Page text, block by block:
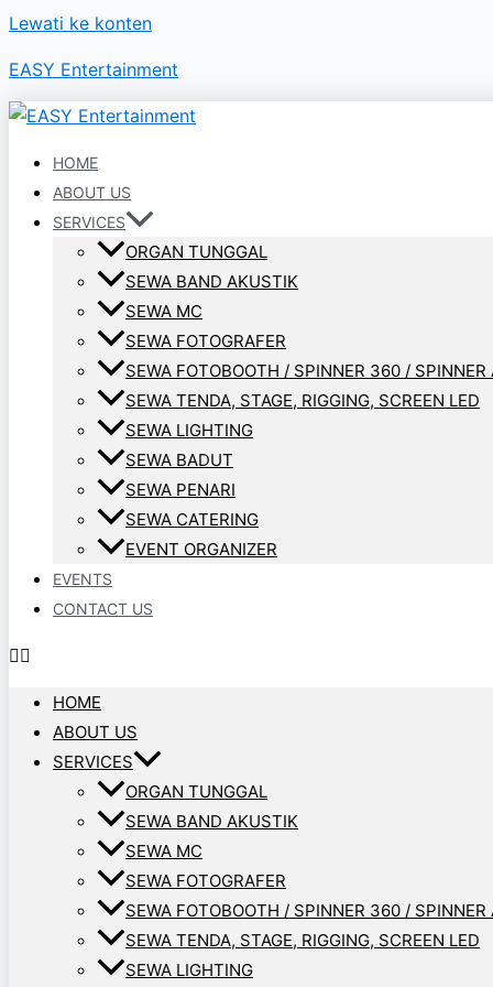
Lewati ke konten
EASY Entertainment
HOME
ABOUT US
SERVICES
ORGAN TUNGGAL
SEWA BAND AKUSTIK
SEWA MC
SEWA FOTOGRAFER
SEWA FOTOBOOTH / SPINNER 360 / SPINNER
SEWA TENDA, STAGE, RIGGING, SCREEN LED
SEWA LIGHTING
SEWA BADUT
SEWA PENARI
SEWA CATERING
EVENT ORGANIZER
EVENTS
CONTACT US
HOME
ABOUT US
SERVICES
ORGAN TUNGGAL
SEWA BAND AKUSTIK
SEWA MC
SEWA FOTOGRAFER
SEWA FOTOBOOTH / SPINNER 360 / SPINNER
SEWA TENDA, STAGE, RIGGING, SCREEN LED
SEWA LIGHTING